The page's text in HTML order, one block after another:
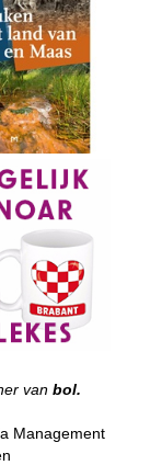
van bol.
Management